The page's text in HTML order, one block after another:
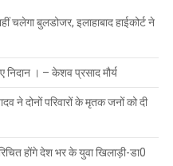
चलेगा बुलडोजर, इलाहाबाद हाईकोर्ट ने
निदान । – केशव प्रसाद मौर्य
ने दोनों परिवारों के मृतक जनों को दी
होंगे देश भर के युवा खिलाड़ी-डा0